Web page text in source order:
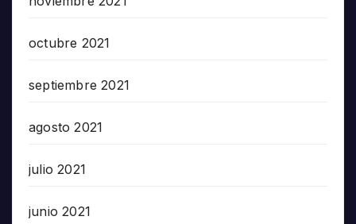
octubre 2021
septiembre 2021
agosto 2021
julio 2021
junio 2021